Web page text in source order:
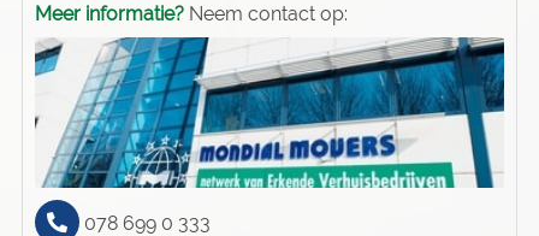
Meer informatie?Neem contact op:
078 699 0 333